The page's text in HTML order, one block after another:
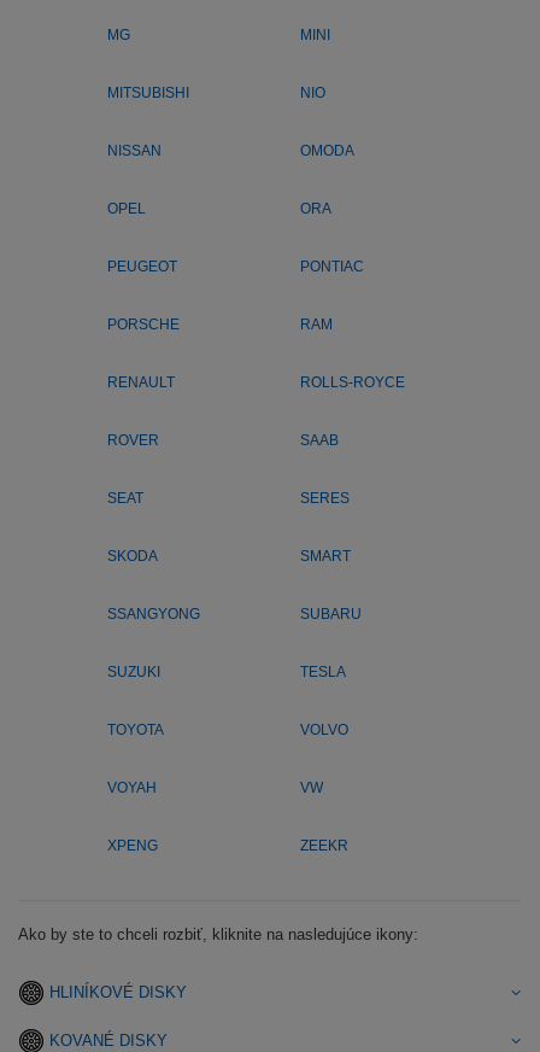
MG MINI
MITSUBISHI NIO
NISSAN OMODA
OPEL ORA
PEUGEOT PONTIAC
PORSCHE RAM
RENAULT ROLLS-ROYCE
ROVER SAAB
SEAT SERES
SKODA SMART
SSANGYONG SUBARU
SUZUKI TESLA
TOYOTA VOLVO
VOYAH VW
XPENG ZEEKR
Ako by ste to chceli rozbiť, kliknite na nasledujúce ikony:
HLINÍKOVÉ DISKY
KOVANÉ DISKY